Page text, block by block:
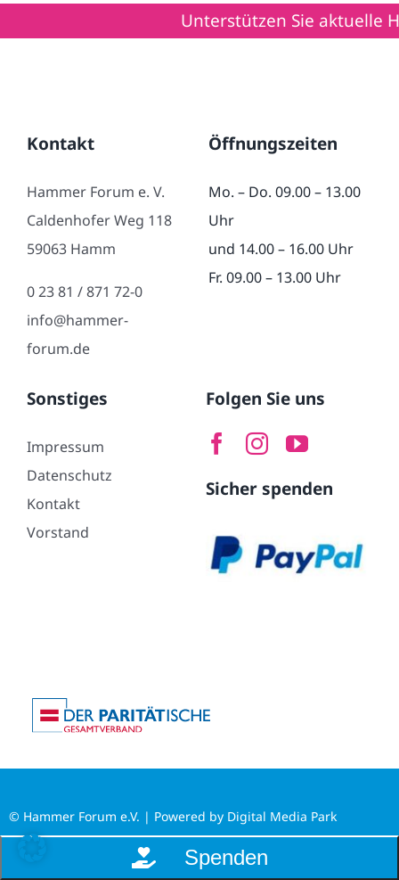
Unterstützen Sie aktuelle
Kontakt
Hammer Forum e. V.
Caldenhofer Weg 118
59063 Hamm
0 23 81 / 871 72-0
info@hammer-
forum.de
Öffnungszeiten
Mo. – Do. 09.00 – 13.00
Uhr
und 14.00 – 16.00 Uhr
Fr. 09.00 – 13.00 Uhr
Sonstiges
Impressum
Datenschutz
Kontakt
Vorstand
Folgen Sie uns
Sicher spenden
© Hammer Forum e.V. | Powered by Digital Media Park
Spenden